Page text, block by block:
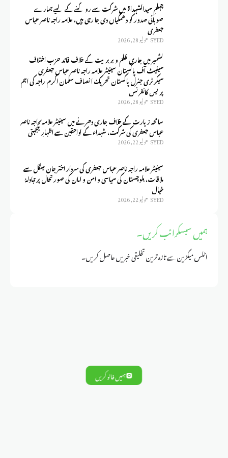
چہلمِ سیدالشہداءؑ میں شرکت سے روکنے کے لیے ہمارے
صوبائی صدور کو دھمکیاں دی جا رہی ہیں، علامہ راجہ ناصر عباس
جعفری
SYED يوليو 28, 2026
کشمیر میں جاری ظلم و بربریت کے خلاف قائد حزب اختلاف
سینیٹ آف پاکستان سینیٹر علامہ راجہ ناصر عباس جعفری
سیکرٹری جنرل پاکستان تحریک انصاف سلمان اکرم راجہ کی اہم
پریس کانفرنس
SYED يوليو 28, 2026
سانحہ زیارت کے خلاف جاری دھرنے میں سینیٹر علامہ راجہ ناصر
عباس جعفری کی شرکت، شہداء کے لواحقین سے اظہارِ یکجہتی
SYED يوليو 22, 2026
سینیٹر علامہ راجہ ناصر عباس جعفری کی سردار اختر جان مینگل سے
ملاقات، بلوچستان کی سیاسی و امن و امان کی صورتحال پر تبادلۂ
خیال
SYED يوليو 22, 2026
ہمیں سبسکرائب کریں۔
اٹلس میگزین سے تازہ ترین تخلیقی خبریں حاصل کریں۔
ہمیں فالو کریں